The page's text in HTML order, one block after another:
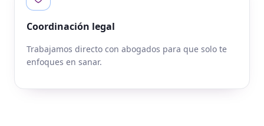
Coordinación legal
Trabajamos directo con abogados para que solo te
enfoques en sanar.